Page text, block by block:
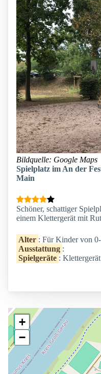
Bildquelle: Google Maps
Spielplatz im An der
Main
Schöner, schattiger
einem Klettergerät mit
Alter : Für Kinder von
Ausstattung :
Spielgeräte :
+
−